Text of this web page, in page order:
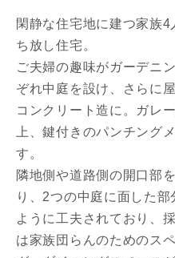
閑静な住宅地に建つ家族
ち放し住宅。
ご夫婦の趣味がガーデニ
ぞれ中庭を設け、さらに
コンクリート造に。ガレ
上、鍵付きのパンチング
す。
隣地側や道路側の開口部
り、2つの中庭に面した
ように工夫されており、
は家族団らんのためのス